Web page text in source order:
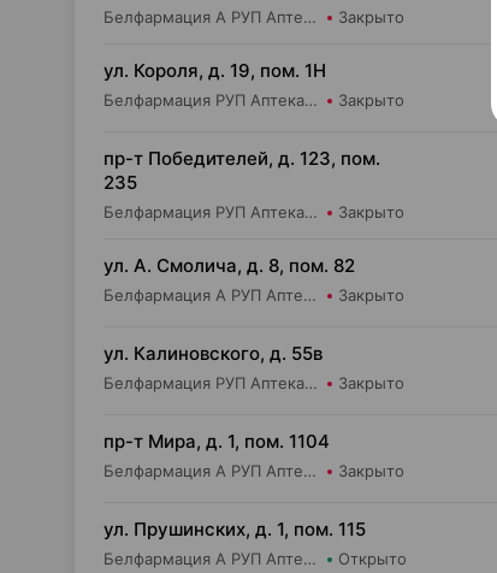
Белфармация А РУП Аптека №39 Закрыто
ул. Короля, д. 19, пом. 1Н
Белфармация РУП Аптека №11 Закрыто
пр-т Победителей, д. 123, пом.
235
Белфармация РУП Аптека №104 Закрыто
ул. А. Смолича, д. 8, пом. 82
Белфармация А РУП Аптека №3 Закрыто
ул. Калиновского, д. 55в
Белфармация РУП Аптека №55 Закрыто
пр-т Мира, д. 1, пом. 1104
Белфармация А РУП Аптека №100 Закрыто
ул. Прушинских, д. 1, пом. 115
Белфармация А РУП Аптека №4 (дежурная) Открыто